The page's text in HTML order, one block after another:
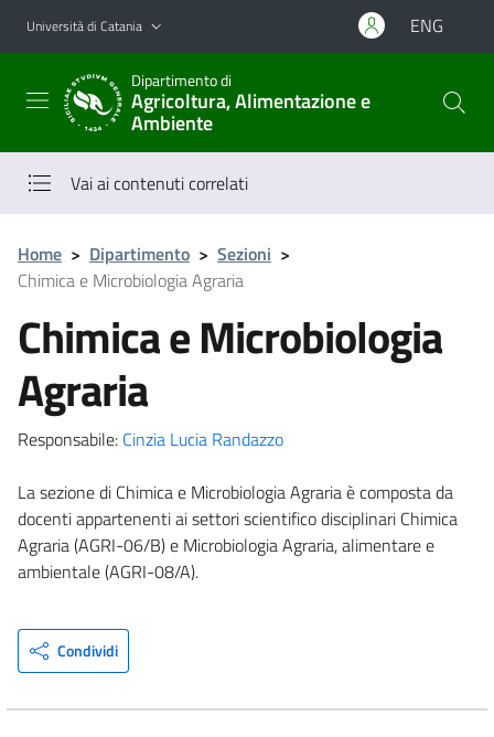
Vai al contenuto principale
Vai al menu di navigazione
Università di Catania ENG
Dipartimento di
Agricoltura, Alimentazione e
Ambiente
Vai ai contenuti correlati
Home > Dipartimento > Sezioni >
Chimica e Microbiologia Agraria
Chimica e Microbiologia
Agraria
Responsabile: Cinzia Lucia Randazzo
La sezione di Chimica e Microbiologia Agraria è composta da
docenti appartenenti ai settori scientifico disciplinari Chimica
Agraria (AGRI-06/B) e Microbiologia Agraria, alimentare e
ambientale (AGRI-08/A).
Condividi